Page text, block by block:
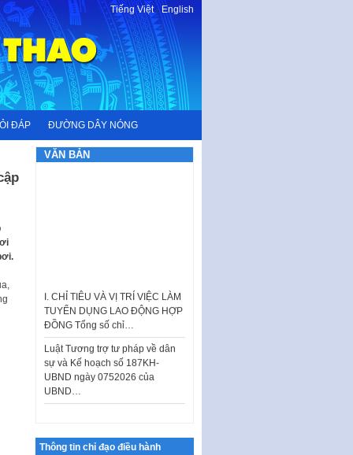
Tiếng Việt-English
ĐÁP ĐƯỜNG DÂY NÓNG
VĂN BẢN
TUYỂN DỤNG LAO ĐỘNG HỢP
ĐỒNG Tổng số chỉ…
Luật Tương trợ tư pháp về dân
sự và Kế hoạch số 187KH-
UBND ngày 0752026 của
UBND…
Ban hành Danh mục vị trí khai
Kế hoạch Tổ chức Cuộc thi
Thông tin chỉ đạo điều hành